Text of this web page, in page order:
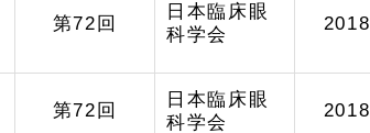
第72回
日本臨床眼
科学会
2018
第72回
日本臨床眼
科学会
2018